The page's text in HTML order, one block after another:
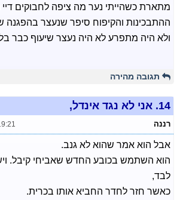
מתארת כשהייתי נער מה ציפה לחבוקים
ההתבכינות והקיפוח סיפר שנעצר בהפגנה
ולא היה מתפרע לא היה נעצר שיעוף כבר
תגובה מהירה
14. אני לא נגד אינדל,
רננה
אבל הוא אמר שהוא לא גנב.
לבד,
כאשר חזר לחדר החביא אותו בכרית.